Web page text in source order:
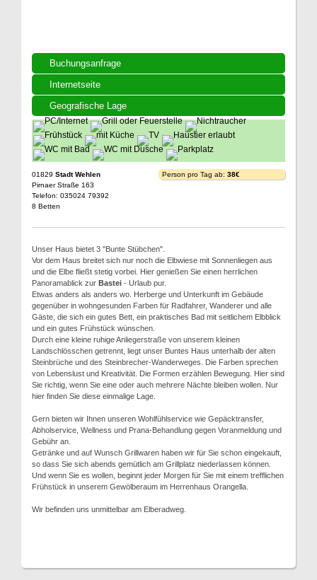
Buchungsanfrage
Internetseite
Geografische Lage
01829 Stadt Wehlen
Pirnaer Straße 163
Telefon: 035024 79392
8 Betten
Person pro Tag ab: 38€
Unser Haus bietet 3 "Bunte Stübchen".
Vor dem Haus breitet sich nur noch die Elbwiese mit Sonnenliegen aus
und die Elbe fließt stetig vorbei. Hier genießen Sie einen herrlichen
Panoramablick zur Bastei - Urlaub pur.
Etwas anders als anders wo. Herberge und Unterkunft im Gebäude
gegenüber in wohngesunden Farben für Radfahrer, Wanderer und alle
Gäste, die sich ein gutes Bett, ein praktisches Bad mit seitlichem Elbblick
und ein gutes Frühstück wünschen.
Durch eine kleine ruhige Anliegerstraße von unserem kleinen
Landschlösschen getrennt, liegt unser Buntes Haus unterhalb der alten
Steinbrüche und des Steinbrecher-Wanderweges. Die Farben sprechen
von Lebenslust und Kreativität. Die Formen erzählen Bewegung. Hier sind
Sie richtig, wenn Sie eine oder auch mehrere Nächte bleiben wollen. Nur
hier finden Sie diese einmalige Lage.
Gern bieten wir Ihnen unseren Wohlfühlservice wie Gepäcktransfer,
Abholservice, Wellness und Prana-Behandlung gegen Voranmeldung und
Gebühr an.
Getränke und auf Wunsch Grillwaren haben wir für Sie schon eingekauft,
so dass Sie sich abends gemütlich am Grillplatz niederlassen können.
Und wenn Sie es wollen, beginnt jeder Morgen für Sie mit einem trefflichen
Frühstück in unserem Gewölberaum im Herrenhaus Orangella.
Wir befinden uns unmittelbar am Elberadweg.